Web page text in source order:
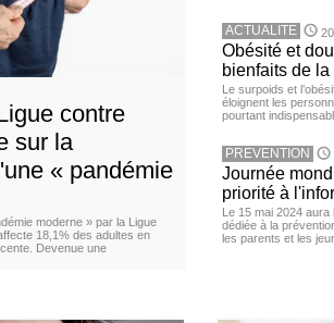
contre
sur la
« pandémie
moderne » par la Ligue
18,1% des adultes en
Devenue une
ACTUALITE
Obésité et
bienfaits de
Le surpoids et
éloignent les
pourtant
PREVENTION
Journée
priorité à
Le 15 mai 2024 aura
dédiée à la
les parents et les